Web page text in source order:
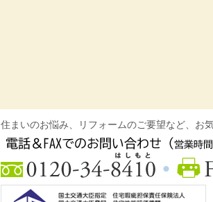
住まいのお悩み、リフォームのご要望など、お